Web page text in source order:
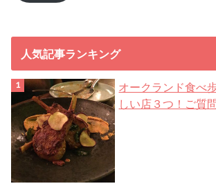
人気記事ランキング
オークランド食べ
しい店３つ！ご質